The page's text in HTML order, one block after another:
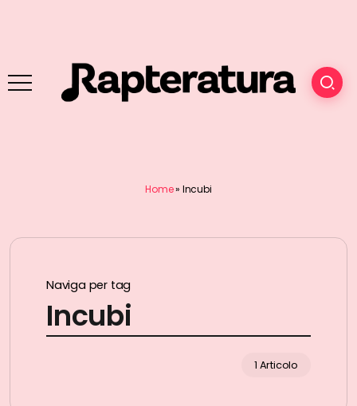
Home» Incubi
Naviga per tag
Incubi
1 Articolo